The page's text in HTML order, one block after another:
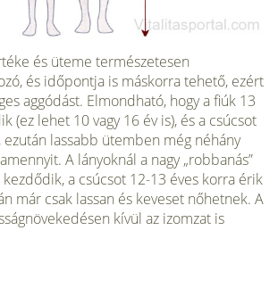
és üteme természetesen
és időpontja is máskorra tehető, ezért
aggódást. Elmondható, hogy a fiúk 13
(ez lehet 10 vagy 16 év is), és a csúcsot
ezután lassabb ütemben még néhány
A lányoknál a nagy „robbanás”
a csúcsot 12-13 éves korra érik
már csak lassan és keveset nőhetnek. A
kívül az izomzat is